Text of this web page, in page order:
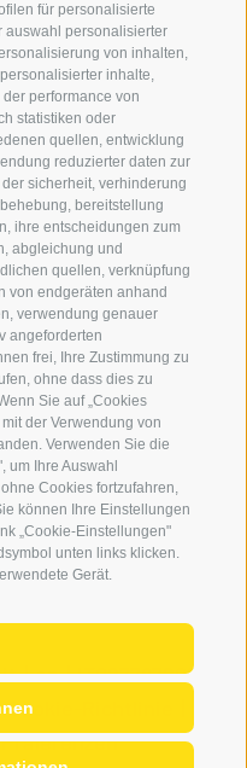
für personalisierte
auswahl personalisierter
von inhalten,
inhalte,
performance von
statistiken oder
quellen, entwicklung
reduzierter daten zur
sicherheit, verhinderung
bereitstellung
ihre entscheidungen zum
abgleichung und
quellen, verknüpfung
von endgeräten anhand
verwendung genauer
angeforderten
frei, Ihre Zustimmung zu
ohne dass dies zu
Sie auf „Cookies
der Verwendung von
Verwenden Sie die
um Ihre Auswahl
Cookies fortzufahren,
können Ihre Einstellungen
„Cookie-Einstellungen"
unten links klicken.
Gerät.
TOUR
it | en | IT02778720215
Cookie-Richtlinie